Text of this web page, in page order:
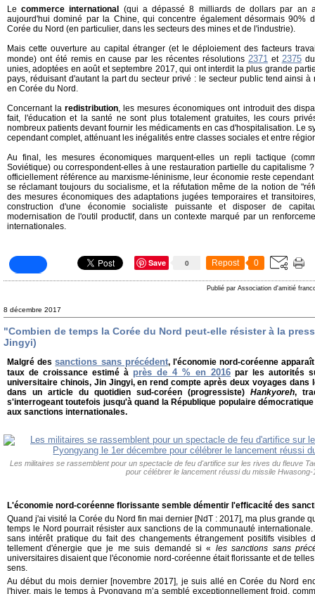
Lecommerce international (qui a dépassé 8 milliards de dollars par an
aujourd'hui dominé par la Chine, qui concentre également désormais 90%
Corée du Nord (en particulier, dans les secteurs des mines et de l'industrie).
Mais cette ouverture au capital étranger (et le déploiement des facteurs
monde) ont été remis en cause par les récentes résolutions 2371 et 2375du
unies, adoptées en août et septembre 2017, qui ont interdit la plus grande
pays, réduisant d'autant la part du secteur privé : le secteur public tend ainsi
en Corée du Nord.
Concernant laredistribution , les mesures économiques ont introduit des
fait, l'éducation et la santé ne sont plus totalement gratuites, les cours
nombreux patients devant fournir les médicaments en cas d'hospitalisation. Le
cependant complet, atténuant les inégalités entre classes sociales et entre
Au final, les mesures économiques marquent-elles un repli tactique
Soviétique) ou correspondent-elles à une restauration partielle du capitalisme
officiellement référence au marxisme-léninisme, leur économie reste
se réclamant toujours du socialisme, et la réfutation même de la notion de
des mesures économiques des adaptations jugées temporaires et
construction d'une économie socialiste puissante et disposer de
modernisation de l'outil productif, dans un contexte marqué par un
internationales.
0
Save Repost 0
Publié par Association d'amitié
8 décembre 2017
"Combien de temps la Corée du Nord peut-elle résister à la
Jingyi)
Malgré dessanctions sans précédent, l'économie nord-coréenne
taux de croissance estimé à près de 4 % en 2016 par les autorités
universitaire chinois, Jin Jingyi, en rend compte après deux voyages dans
dans un article du quotidien sud-coréen (progressiste) Hankyoreh,
s'interrogeant toutefois jusqu'à quand la République populaire
aux sanctions internationales.
Les militaires se rassemblent pour un spectacle de feu d'artifice sur les rives du fleuve
pour célébrer le lancement réussi du missile Hwasong-
L'économie nord-coréenne florissante semble démentir l'efficacité des
Quand j'ai visité la Corée du Nord fin mai dernier [NdT : 2017], ma plus grande
temps le Nord pourrait résister aux sanctions de la communauté
sans intérêt pratique du fait des changements étrangement positifs visibles
tellement d'énergie que je me suis demandé si « les sanctions sans
universitaires disaient que l'économie nord-coréenne était florissante et de
sens.
Au début du mois dernier [novembre 2017], je suis allé en Corée du Nord
l'hiver, mais le temps à Pyongyang m’a semblé exceptionnellement froid,